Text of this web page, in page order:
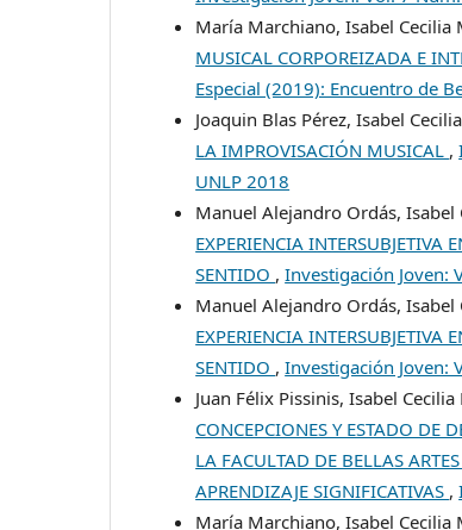
María Marchiano, Isabel Cecilia
MUSICAL CORPOREIZADA E
Especial (2019): Encuentro de
Joaquin Blas Pérez, Isabel
LA IMPROVISACIÓN MUSICAL ,
UNLP 2018
Manuel Alejandro Ordás, Isabel
EXPERIENCIA INTERSUBJETIVA
SENTIDO ,Investigación Joven:
Manuel Alejandro Ordás, Isabel
EXPERIENCIA INTERSUBJETIVA
SENTIDO ,Investigación Joven:
Juan Félix Pissinis, Isabel
CONCEPCIONES Y ESTADO DE
LA FACULTAD DE BELLAS
APRENDIZAJE SIGNIFICATIVAS ,
María Marchiano, Isabel Cecilia